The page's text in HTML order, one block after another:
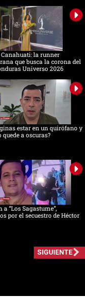
la runner
que busca la corona del
Universo 2026
estar en un quirófano y
quede a oscuras?
a “Los Sagastume”,
por el secuestro de Héctor
SIGUIENTE